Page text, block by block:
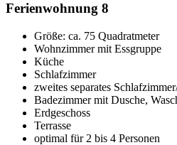
Ferienwohnung 8
Größe: ca. 75 Quadratmeter
Wohnzimmer mit Essgruppe
Küche
Schlafzimmer
zweites separates
Badezimmer mit Dusche,
Erdgeschoss
Terrasse
optimal für 2 bis 4 Personen